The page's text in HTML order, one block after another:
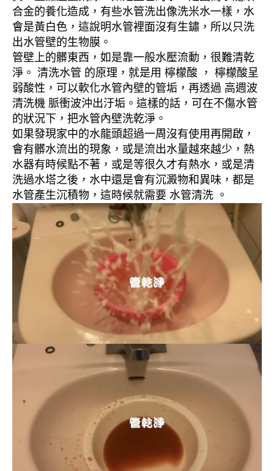
合金的養化造成，有些水管洗出像洗米水一樣，水
會是黃白色，這說明水管裡面沒有生鏽，所以只洗
出水管壁的生物膜。
管壁上的髒東西，如是靠一般水壓流動，很難清乾
淨。 清洗水管 的原理，就是用 檸檬酸 ， 檸檬酸呈
弱酸性，可以軟化水管內壁的管垢，再透過 高週波
清洗機 脈衝波沖出汙垢。這樣的話，可在不傷水管
的狀況下，把水管內壁洗乾淨。
如果發現家中的水龍頭超過一周沒有使用再開啟，
會有髒水流出的現象，或是流出水量越來越少，熱
水器有時候點不著，或是等很久才有熱水，或是清
洗過水塔之後，水中還是會有沉澱物和異味，都是
水管產生沉積物，這時候就需要 水管清洗 。